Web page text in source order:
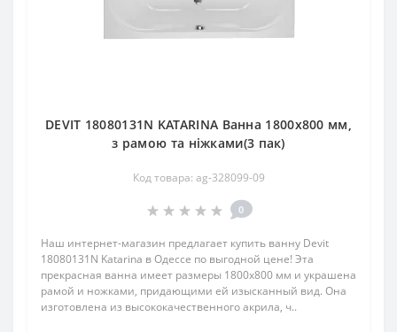
DEVIT 18080131N KATARINA Ванна 1800х800 мм,
з рамою та ніжками(3 пак)
Код товара: ag-328099-09
0
Наш интернет-магазин предлагает купить ванну Devit
18080131N Katarina в Одессе по выгодной цене! Эта
прекрасная ванна имеет размеры 1800х800 мм и украшена
рамой и ножками, придающими ей изысканный вид. Она
изготовлена из высококачественного акрила, ч..